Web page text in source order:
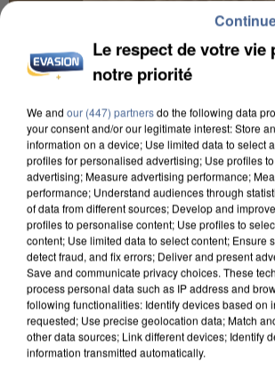
UNE TOURISTE DE L’OISE
COULÉE DE BOUE EN HAUTE-
Le respect de votre vie
notre priorité
We and our (447) partnersdo the following data
your consent and/or our legitimate interest: Store
information on a device; Use limited data to select
profiles for personalised advertising; Use profiles
advertising; Measure advertising performance;
performance; Understand audiences through
of data from different sources; Develop and
profiles to personalise content; Use profiles to
content; Use limited data to select content; Ensure
detect fraud, and fix errors; Deliver and present
Save and communicate privacy choices. These
process personal data such as IP address and
following functionalities: Identify devices based on
requested; Use precise geolocation data; Match
other data sources; Link different devices; Identify
information transmitted automatically.